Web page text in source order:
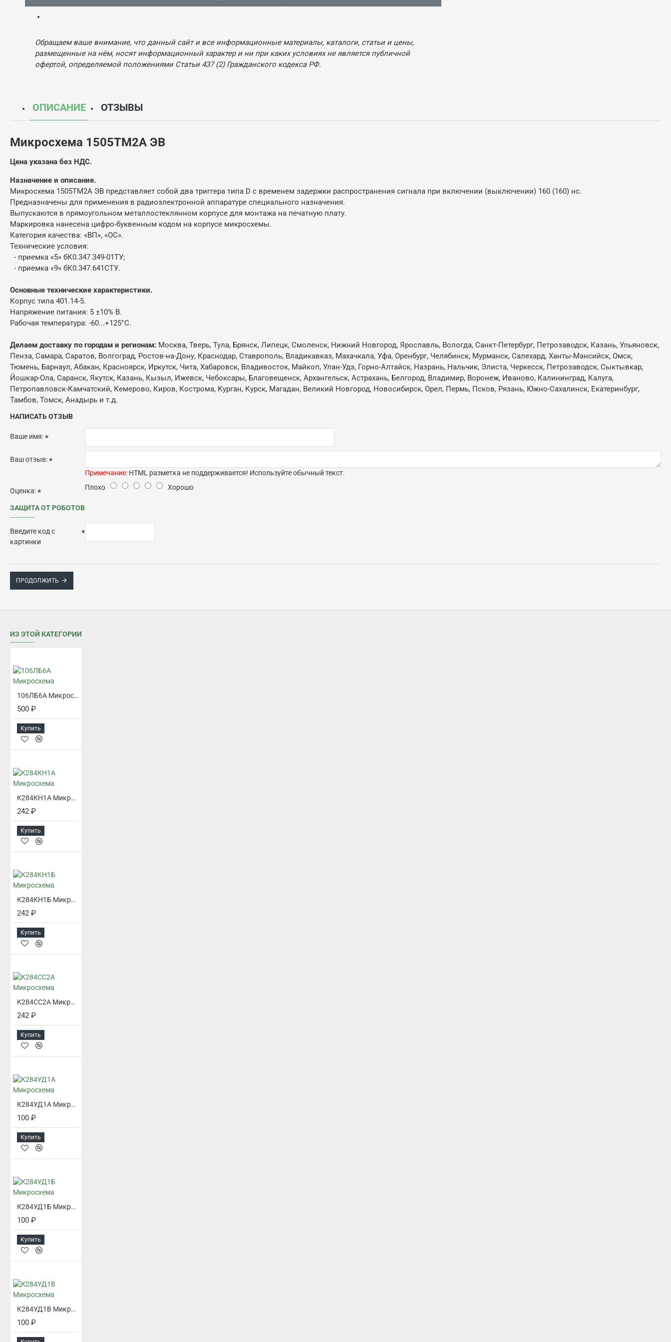
Обращаем ваше внимание, что данный сайт и все информационные материалы, каталоги, статьи и цены,
размещенные на нём, носят информационный характер и ни при каких условиях не является публичной
офертой, определяемой положениями Статьи 437 (2) Гражданского кодекса РФ.
ОПИСАНИЕ ОТЗЫВЫ
Микросхема 1505ТМ2А ЭВ
Цена указана без НДС.
Назначение и описание.
Микросхема 1505ТМ2А ЭВ представляет собой два триггера типа D с временем задержки распространения сигнала при включении (выключении) 160 (160) нс.
Предназначены для применения в радиоэлектронной аппаратуре специального назначения.
Выпускаются в прямоугольном металлостеклянном корпусе для монтажа на печатную плату.
Маркировка нанесена цифро-буквенным кодом на корпусе микросхемы.
Категория качества: «ВП», «ОС».
Технические условия:
- приемка «5» бК0.347.349-01ТУ;
- приемка «9» бК0.347.641СТУ.
Основные технические характеристики.
Корпус типа 401.14-5.
Напряжение питания: 5 ±10% В.
Рабочая температура: -60...+125°С.
Делаем доставку по городам и регионам: Москва, Тверь, Тула, Брянск, Липецк, Смоленск, Нижний Новгород, Ярославль, Вологда, Санкт-Петербург, Петрозаводск, Казань, Ульяновск,
Пенза, Самара, Саратов, Волгоград, Ростов-на-Дону, Краснодар, Ставрополь, Владикавказ, Махачкала, Уфа, Оренбург, Челябинск, Мурманск, Салехард, Ханты-Мансийск, Омск,
Тюмень, Барнаул, Абакан, Красноярск, Иркутск, Чита, Хабаровск, Владивосток, Майкоп, Улан-Удэ, Горно-Алтайск, Назрань, Нальчик, Элиста, Черкесск, Петрозаводск, Сыктывкар,
Йошкар-Ола, Саранск, Якутск, Казань, Кызыл, Ижевск, Чебоксары, Благовещенск, Архангельск, Астрахань, Белгород, Владимир, Воронеж, Иваново, Калининград, Калуга,
Петропавловск-Камчатский, Кемерово, Киров, Кострома, Курган, Курск, Магадан, Великий Новгород, Новосибирск, Орел, Пермь, Псков, Рязань, Южно-Сахалинск, Екатеринбург,
Тамбов, Томск, Анадырь и т.д.
НАПИСАТЬ ОТЗЫВ
Ваше имя:
Ваш отзыв:
Примечание: HTML разметка не поддерживается! Используйте обычный текст.
Оценка: Плохо Хорошо
ЗАЩИТА ОТ РОБОТОВ
Введите код с
картинки
ПРОДОЛЖИТЬ
ИЗ ЭТОЙ КАТЕГОРИИ
106ЛБ6А Микросхема
500 ₽
Купить
К284КН1А Микросхема
242 ₽
Купить
К284КН1Б Микросхема
242 ₽
Купить
К284СС2А Микросхема
242 ₽
Купить
К284УД1А Микросхема
100 ₽
Купить
К284УД1Б Микросхема
100 ₽
Купить
К284УД1В Микросхема
100 ₽